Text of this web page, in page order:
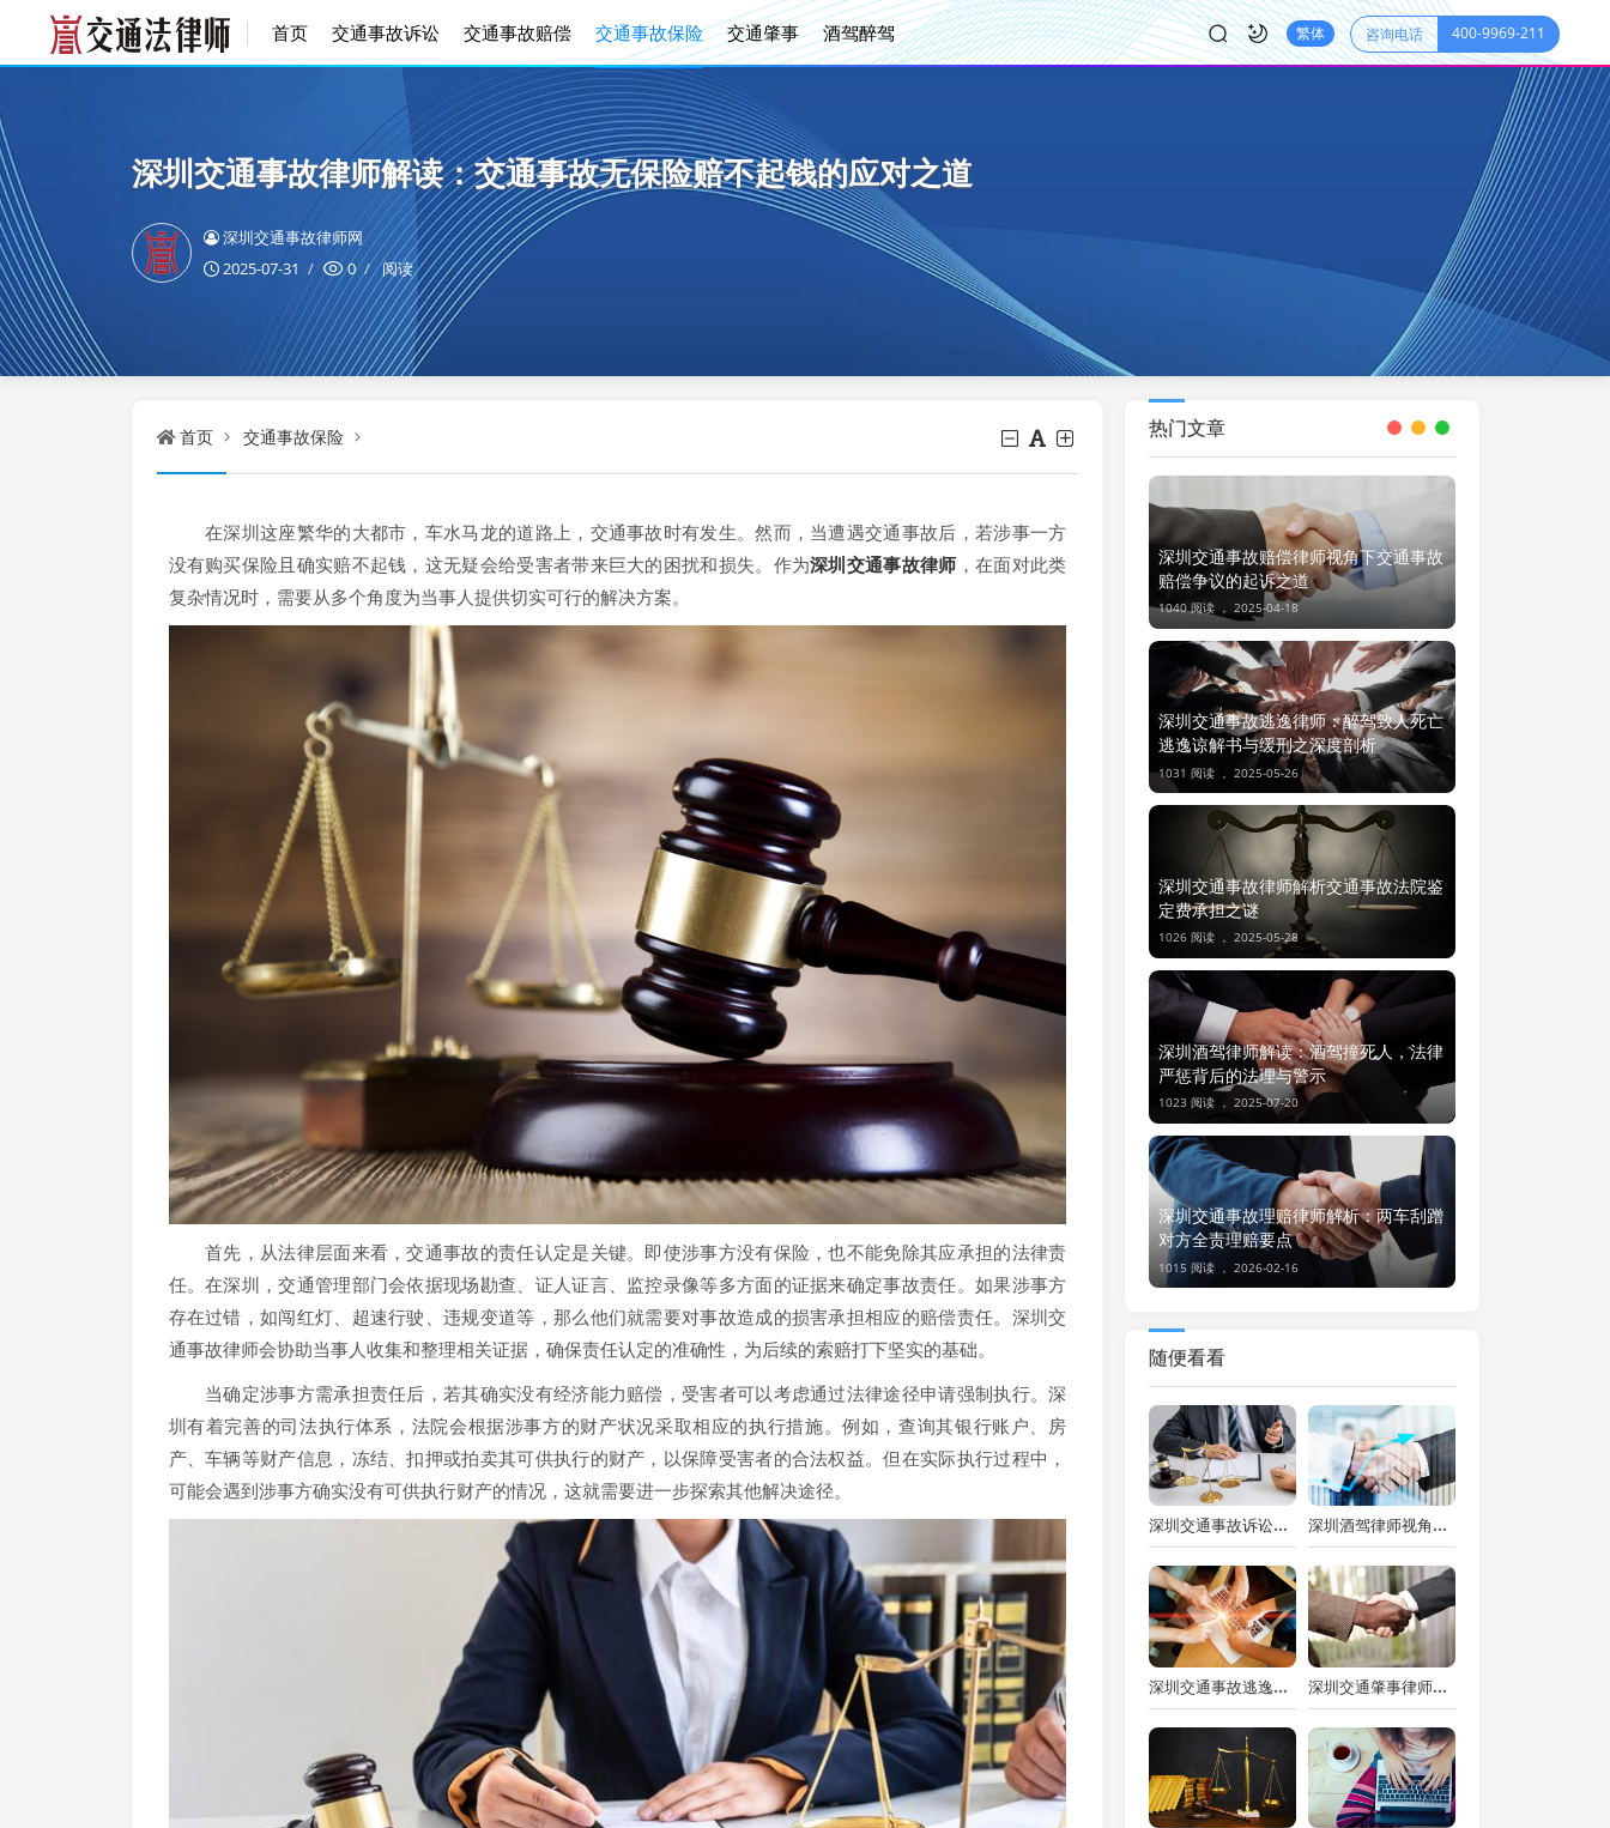
首页 交通事故诉讼 交通事故赔偿 交通事故保险 交通肇事 酒驾醉驾 繁体 咨询电话 400-9969-211
深圳交通事故律师解读：交通事故无保险赔不起钱的应对之道
深圳交通事故律师网
2025-07-31
0 阅读
首页 交通事故保险
在深圳这座繁华的大都市，车水马龙的道路上，交通事故时有发生。然而，当遭遇交通事故后，若涉事一方
没有购买保险且确实赔不起钱，这无疑会给受害者带来巨大的困扰和损失。作为深圳交通事故律师 ，在面对此类
复杂情况时，需要从多个角度为当事人提供切实可行的解决方案。
首先，从法律层面来看，交通事故的责任认定是关键。即使涉事方没有保险，也不能免除其应承担的法律责
任。在深圳，交通管理部门会依据现场勘查、证人证言、监控录像等多方面的证据来确定事故责任。如果涉事方
存在过错，如闯红灯、超速行驶、违规变道等，那么他们就需要对事故造成的损害承担相应的赔偿责任。深圳交
通事故律师会协助当事人收集和整理相关证据，确保责任认定的准确性，为后续的索赔打下坚实的基础。
当确定涉事方需承担责任后，若其确实没有经济能力赔偿，受害者可以考虑通过法律途径申请强制执行。深
圳有着完善的司法执行体系，法院会根据涉事方的财产状况采取相应的执行措施。例如，查询其银行账户、房
产、车辆等财产信息，冻结、扣押或拍卖其可供执行的财产，以保障受害者的合法权益。但在实际执行过程中，
可能会遇到涉事方确实没有可供执行财产的情况，这就需要进一步探索其他解决途径。
热门文章
深圳交通事故赔偿律师视角下交通事故
赔偿争议的起诉之道
1040 阅读 ， 2025-04-18
深圳交通事故逃逸律师：醉驾致人死亡
逃逸谅解书与缓刑之深度剖析
1031 阅读 ， 2025-05-26
深圳交通事故律师解析交通事故法院鉴
定费承担之谜
1026 阅读 ， 2025-05-28
深圳酒驾律师解读：酒驾撞死人，法律
严惩背后的法理与警示
1023 阅读 ， 2025-07-20
深圳交通事故理赔律师解析：两车刮蹭
对方全责理赔要点
1015 阅读 ， 2026-02-16
随便看看
深圳交通事故诉讼律师视角下交通事故诉讼案件中应具备的证据 深圳酒驾律师视角：酒驾撞人能否起诉及相关法律解析
深圳交通事故逃逸律师解析：开车撞死人无逃逸是否涉重刑 深圳交通肇事律师视角：危险驾驶罪与交通肇事罪的严重性之辨